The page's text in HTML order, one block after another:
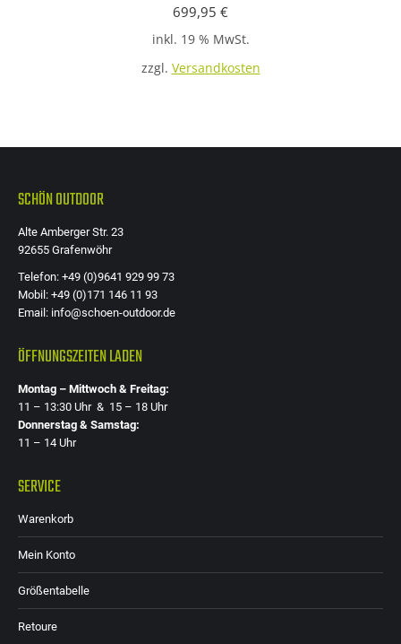
699,95 €
inkl. 19 % MwSt.
zzgl. Versandkosten
SCHÖN OUTDOOR
Alte Amberger Str. 23
92655 Grafenwöhr
Telefon: +49 (0)9641 929 99 73
Mobil: +49 (0)171 146 11 93
Email: info@schoen-outdoor.de
ÖFFNUNGSZEITEN LADEN
Montag – Mittwoch & Freitag:
11 – 13:30 Uhr & 15 – 18 Uhr
Donnerstag & Samstag:
11 – 14 Uhr
SERVICE
Warenkorb
Mein Konto
Größentabelle
Retoure